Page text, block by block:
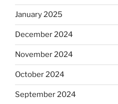
January 2025
December 2024
November 2024
October 2024
September 2024